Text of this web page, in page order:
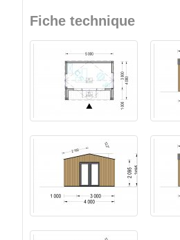
Fiche technique